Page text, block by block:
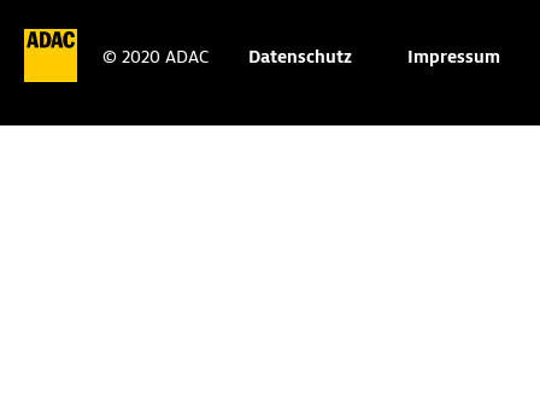
© 2020 ADAC Datenschutz Impressum